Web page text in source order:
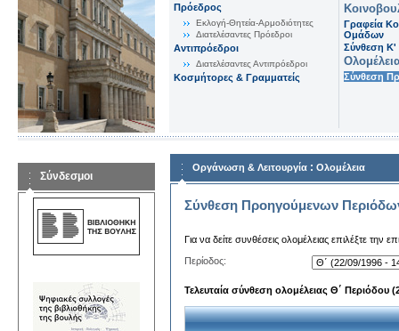
Πρόεδρος
Εκλογή-Θητεία-Αρμοδιότητες
Διατελέσαντες Πρόεδροι
Αντιπρόεδροι
Διατελέσαντες Αντιπρόεδροι
Κοσμήτορες & Γραμματείς
Γραφεία
Ομάδων
Σύνθεση K'
Σύνθεση
Σύνδεσμοι
Οργάνωση & Λειτουργία : Ολομέλεια
Σύνθεση Προηγούμενων
Για να δείτε συνθέσεις ολομέλειας επιλέξτε την
Περίοδος:
Τελευταία σύνθεση ολομέλειας Θ΄ Περιόδου